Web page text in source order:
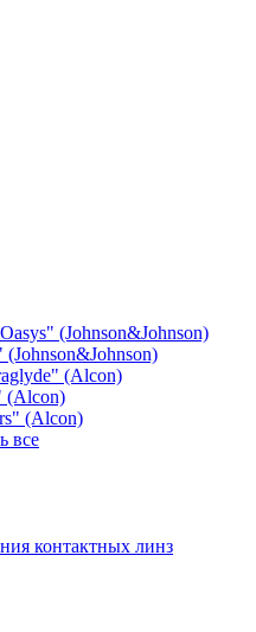
(Johnson&Johnson)
(Alcon)
(Alcon)
(Alcon)
все
контактных линз